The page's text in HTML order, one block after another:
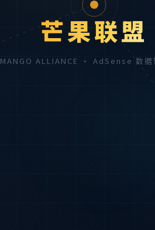
芒果联盟
MANGO ALLIANCE · AdSense 数据